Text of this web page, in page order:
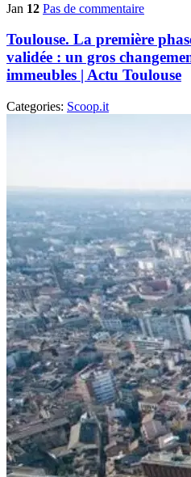
Jan 12 Pas de commentaire
Toulouse. La première
validée : un gros
immeubles | Actu Toulouse
Categories: Scoop.it